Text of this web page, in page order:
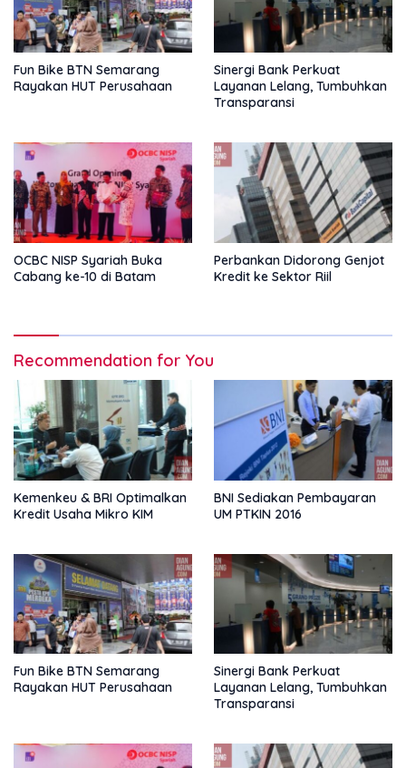
Fun Bike BTN Semarang
Rayakan HUT Perusahaan
Sinergi Bank Perkuat
Layanan Lelang, Tumbuhkan
Transparansi
OCBC NISP Syariah Buka
Cabang ke-10 di Batam
Perbankan Didorong Genjot
Kredit ke Sektor Riil
Recommendation for You
Kemenkeu & BRI Optimalkan
Kredit Usaha Mikro KIM
BNI Sediakan Pembayaran
UM PTKIN 2016
Fun Bike BTN Semarang
Rayakan HUT Perusahaan
Sinergi Bank Perkuat
Layanan Lelang, Tumbuhkan
Transparansi